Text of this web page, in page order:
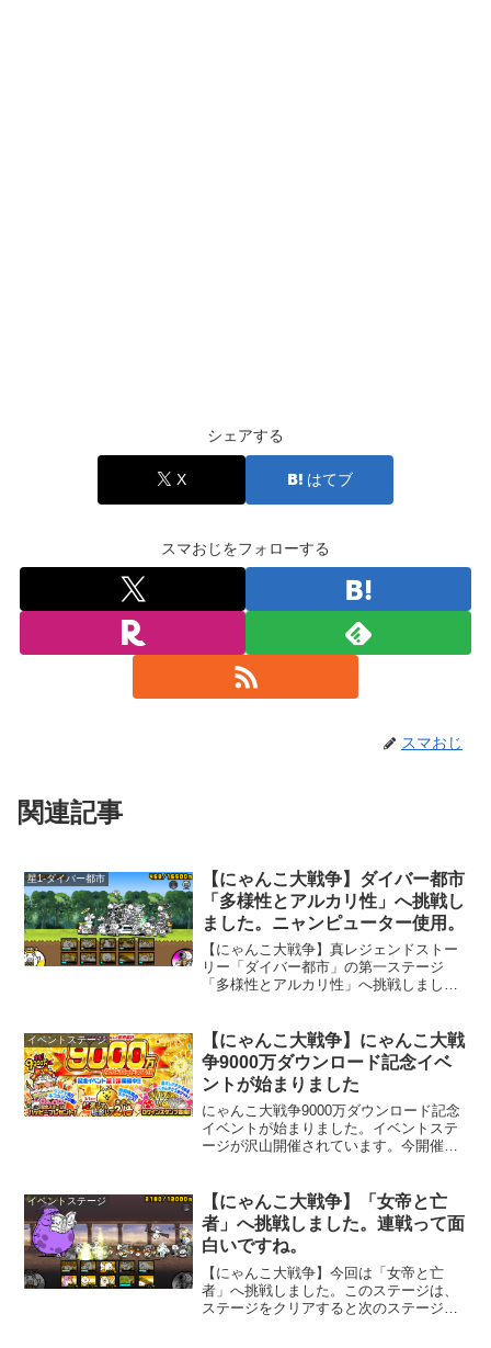
シェアする
X はてブ
スマおじをフォローする
スマおじ
関連記事
星1-ダイバー都市
【にゃんこ大戦争】ダイバー都市
「多様性とアルカリ性」へ挑戦し
ました。ニャンピューター使用。
【にゃんこ大戦争】真レジェンドストー
リー「ダイバー都市」の第一ステージ
「多様性とアルカリ性」へ挑戦しまし
は、メタルと天使が敵として出てきます
が、「メタルサイボーグ」と「天使ドー
ヴエル」のタッグが厄介です。ここは
「ネコボン」をケチって挑戦したので、
「ニャンピューター」でクリアしたら凄
く時間が掛かりました。「ネコボン」使
うと凄く楽になっちゃうステージです。
イベントステージ
【にゃんこ大戦争】にゃんこ大戦
争9000万ダウンロード記念イベ
ントが始まりました
にゃんこ大戦争9000万ダウンロード記念
イベントが始まりました。イベントステ
ージが沢山開催されています。今開催中
みたいです。出たら嬉しいですね～。
イベントステージ
【にゃんこ大戦争】「女帝と亡
者」へ挑戦しました。連戦って面
白いですね。
【にゃんこ大戦争】今回は「女帝と亡
者」へ挑戦しました。このステージは、
ステージをクリアすると次のステージが